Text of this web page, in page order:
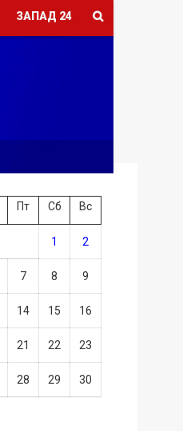
ЗАПАД 24
Пт Сб Вс
1 2
7 8 9
14 15 16
21 22 23
28 29 30